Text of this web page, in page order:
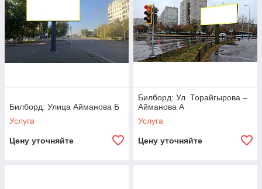
Билборд: Улица Айманова Б
Услуга
Цену уточняйте
Билборд: Ул. Торайгырова –
Айманова А
Услуга
Цену уточняйте